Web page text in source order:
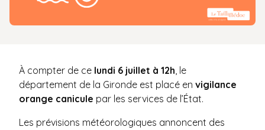
À compter de ce lundi 6 juillet à 12h, le
département de la Gironde est placé en vigilance
orange canicule par les services de l’État.
Les prévisions météorologiques annoncent des